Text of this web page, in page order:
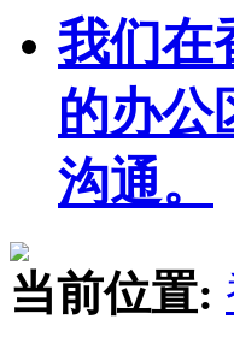
我们在
的办公
沟通。
当前位置: